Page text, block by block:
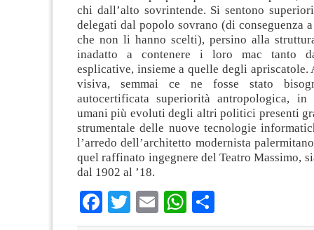
chi dall’alto sovrintende. Si sentono
delegati dal popolo sovrano (di conseguenza
che non li hanno scelti), persino alla
inadatto a contenere i loro mac tanto
esplicative, insieme a quelle degli apriscatole.
visiva, semmai ce ne fosse stato
autocertificata superiorità antropologica, in
umani più evoluti degli altri politici presenti
strumentale delle nuove tecnologie
l’arredo dell’architetto modernista
quel raffinato ingegnere del Teatro Massimo,
dal 1902 al ’18.
Facebook
TwitterEmailWhatsApp